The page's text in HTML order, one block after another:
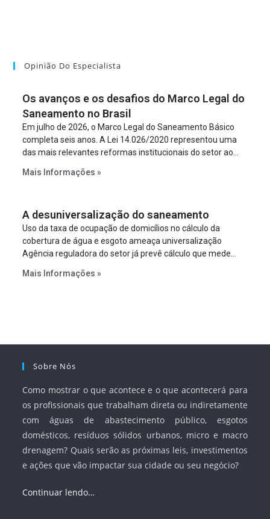
Opinião Do Especialista
Os avanços e os desafios do Marco Legal do
Saneamento no Brasil
Em julho de 2026, o Marco Legal do Saneamento Básico
completa seis anos. A Lei 14.026/2020 representou uma
das mais relevantes reformas institucionais do setor ao
serviços, ampliar a participação da iniciativa privada,
à segurança jurídica dos contratos.
Mais Informações »
A desuniversalização do saneamento
Uso da taxa de ocupação de domicílios no cálculo da
cobertura de água e esgoto ameaça universalização
Agência reguladora do setor já prevê cálculo que mede
Mais Informações »
Sobre Nós
Como mostrar o que acontece e o que acontecerá para
os profissionais que trabalham direta ou indiretamente
com águas de abastecimento público, esgotos
domésticos, resíduos sólidos urbanos, micro e macro
drenagem? Quais serão as próximas leis, investimentos
e ações que vão impactar sua cidade ou seu negócio?
Continuar lendo…